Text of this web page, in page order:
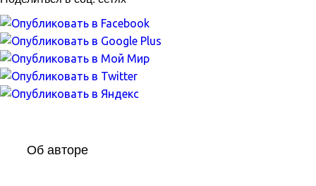
Об авторе